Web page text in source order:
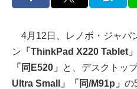
4月12日、レノボ・ジャパ
ン 「ThinkPad X220 Tablet
「同E520」
と、デスクトッ
Ultra Small」「同/M91p」 の